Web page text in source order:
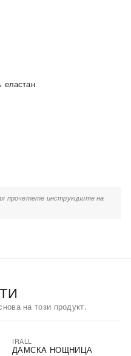
еластан
прочетете инструкциите на
на този продукт.
IRALL
ДАМСКА НОЩНИЦА